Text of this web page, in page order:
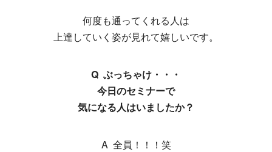
何度も通ってくれる人は
上達していく姿が見れて嬉しいです。
Q ぶっちゃけ・・・
今日のセミナーで
気になる人はいましたか？
A 全員！！！笑